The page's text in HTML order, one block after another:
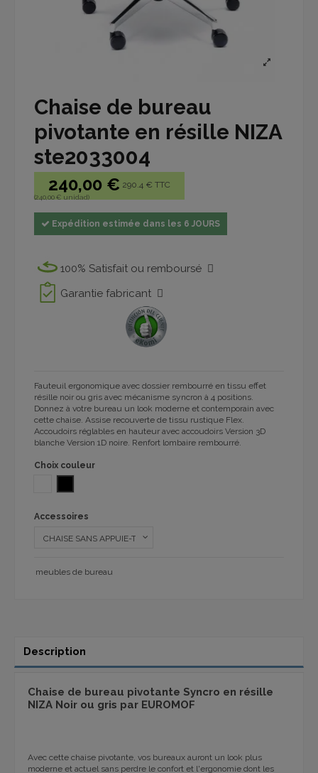
Chaise de bureau
pivotante en résille NIZA
ste2033004
240,00 € 290.4 € TTC
(240,00 € unidad)
Expédition estimée dans les 6 JOURS
100% Satisfait ou remboursé
Garantie fabricant
Fauteuil ergonomique avec dossier rembourré en tissu effet
résille noir ou gris avec mécanisme syncron à 4 positions.
Donnez à votre bureau un look moderne et contemporain avec
cette chaise. Assise recouverte de tissu rustique Flex.
Accoudoirs réglables en hauteur avec accoudoirs Version 3D
blanche Version 1D noire. Renfort lombaire rembourré.
Choix couleur
Accessoires
meubles de bureau
Description
Chaise de bureau pivotante Syncro en résille
NIZA Noir ou gris par EUROMOF
Avec cette chaise pivotante, vos bureaux auront un look plus
moderne et actuel sans perdre le confort et l'ergonomie dont les